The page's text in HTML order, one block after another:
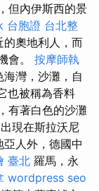
但內伊斯西的景
台胞證 台北整
的奧地利人，而
會。 按摩師執
灣，沙灘，自
也被稱為香料
有著白色的沙灘
現在斯拉沃尼
亞人外，德國中
臺北 羅馬，永
wordpress seo